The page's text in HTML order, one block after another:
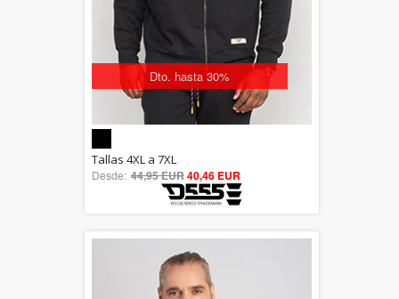
Dto. hasta 30%
5.00
out of 5
Tallas 4XL a 7XL
Desde: 44,95 EUR40,46 EUR